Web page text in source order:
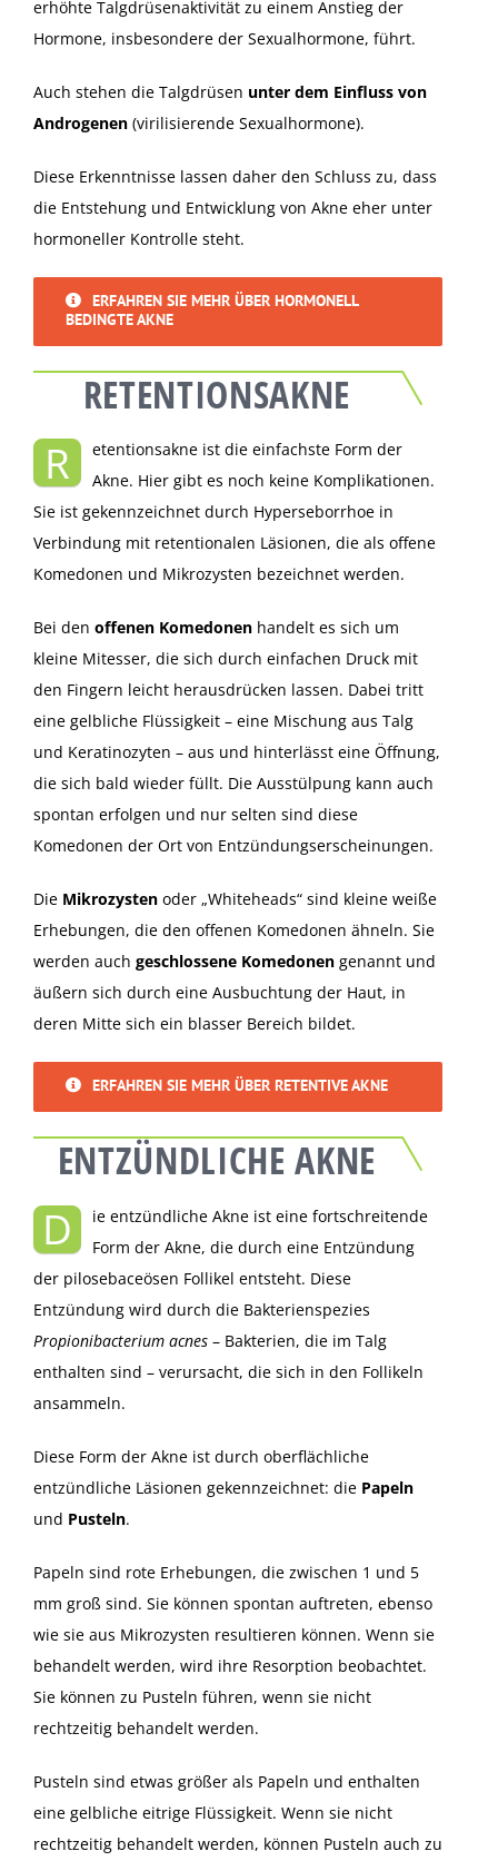
erhöhte Talgdrüsenaktivität zu einem Anstieg der
Hormone, insbesondere der Sexualhormone, führt.
Auch stehen die Talgdrüsen unter dem Einfluss von
Androgenen (virilisierende Sexualhormone).
Diese Erkenntnisse lassen daher den Schluss zu, dass
die Entstehung und Entwicklung von Akne eher unter
hormoneller Kontrolle steht.
ERFAHREN SIE MEHR ÜBER HORMONELL
BEDINGTE AKNE
RETENTIONSAKNE
R
etentionsakne ist die einfachste Form der
Akne. Hier gibt es noch keine Komplikationen.
Sie ist gekennzeichnet durch Hyperseborrhoe in
Verbindung mit retentionalen Läsionen, die als offene
Komedonen und Mikrozysten bezeichnet werden.
Bei den offenen Komedonen handelt es sich um
kleine Mitesser, die sich durch einfachen Druck mit
den Fingern leicht herausdrücken lassen. Dabei tritt
eine gelbliche Flüssigkeit – eine Mischung aus Talg
und Keratinozyten – aus und hinterlässt eine Öffnung,
die sich bald wieder füllt. Die Ausstülpung kann auch
spontan erfolgen und nur selten sind diese
Komedonen der Ort von Entzündungserscheinungen.
Die Mikrozysten oder „Whiteheads“ sind kleine weiße
Erhebungen, die den offenen Komedonen ähneln. Sie
werden auch geschlossene Komedonen genannt und
äußern sich durch eine Ausbuchtung der Haut, in
deren Mitte sich ein blasser Bereich bildet.
ERFAHREN SIE MEHR ÜBER RETENTIVE AKNE
ENTZÜNDLICHE AKNE
D
ie entzündliche Akne ist eine fortschreitende
Form der Akne, die durch eine Entzündung
der pilosebaceösen Follikel entsteht. Diese
Entzündung wird durch die Bakterienspezies
Propionibacterium acnes – Bakterien, die im Talg
enthalten sind – verursacht, die sich in den Follikeln
ansammeln.
Diese Form der Akne ist durch oberflächliche
entzündliche Läsionen gekennzeichnet: die Papeln
und Pusteln.
Papeln sind rote Erhebungen, die zwischen 1 und 5
mm groß sind. Sie können spontan auftreten, ebenso
wie sie aus Mikrozysten resultieren können. Wenn sie
behandelt werden, wird ihre Resorption beobachtet.
Sie können zu Pusteln führen, wenn sie nicht
rechtzeitig behandelt werden.
Pusteln sind etwas größer als Papeln und enthalten
eine gelbliche eitrige Flüssigkeit. Wenn sie nicht
rechtzeitig behandelt werden, können Pusteln auch zu